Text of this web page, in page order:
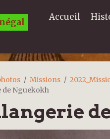
Accueil
Missions
de Nguekokh